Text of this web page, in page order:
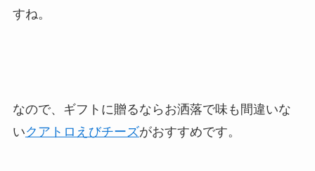
すね。
なので、ギフトに贈るならお洒落で味も間違いな
いクアトロえびチーズがおすすめです。